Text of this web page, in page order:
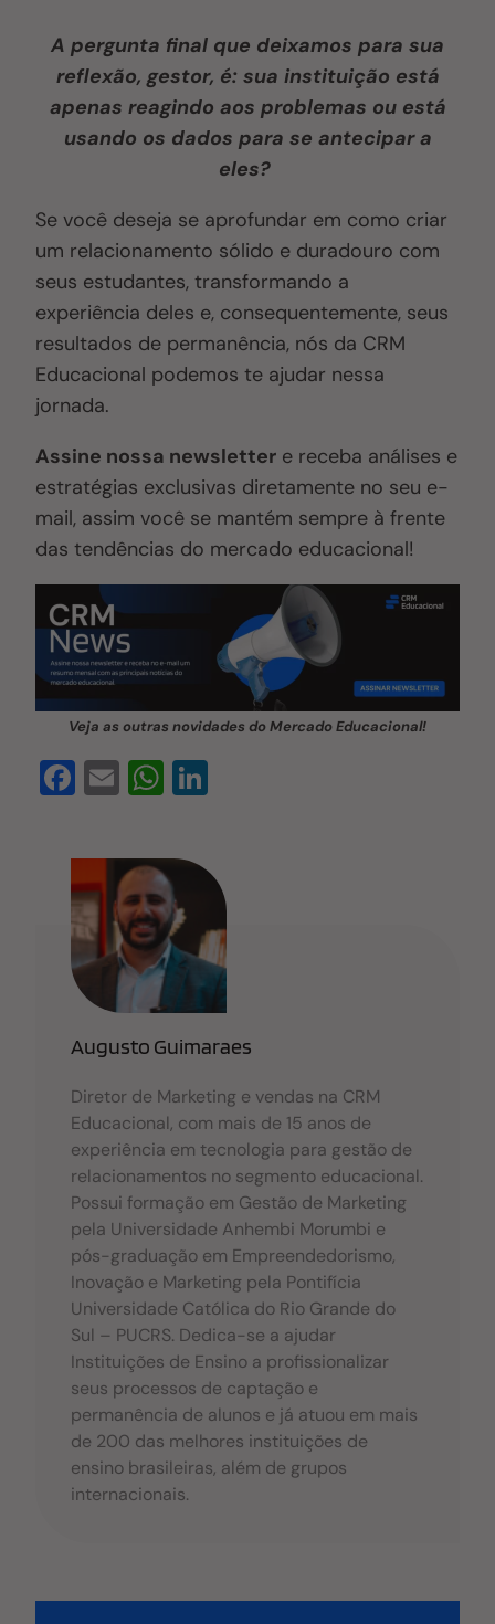
A pergunta final que deixamos para sua
reflexão, gestor, é: sua instituição está
apenas reagindo aos problemas ou está
usando os dados para se antecipar a
eles?
Se você deseja se aprofundar em como criar
um relacionamento sólido e duradouro com
seus estudantes, transformando a
experiência deles e, consequentemente, seus
resultados de permanência, nós da CRM
Educacional podemos te ajudar nessa
jornada.
Assine nossa newsletter e receba análises e
estratégias exclusivas diretamente no seu e-
mail, assim você se mantém sempre à frente
das tendências do mercado educacional!
Veja as outras novidades do Mercado Educacional!
F
c
e
b
o
o
E
ail
W
at
s
A
p
p
e
dI
n
Augusto Guimaraes
Diretor de Marketing e vendas na CRM
Educacional, com mais de 15 anos de
experiência em tecnologia para gestão de
relacionamentos no segmento educacional.
Possui formação em Gestão de Marketing
pela Universidade Anhembi Morumbi e
pós-graduação em Empreendedorismo,
Inovação e Marketing pela Pontifícia
Universidade Católica do Rio Grande do
Sul – PUCRS. Dedica-se a ajudar
Instituições de Ensino a profissionalizar
seus processos de captação e
permanência de alunos e já atuou em mais
de 200 das melhores instituições de
ensino brasileiras, além de grupos
internacionais.